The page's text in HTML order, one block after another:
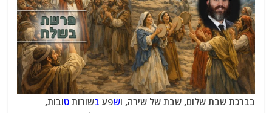
בברכת שבת שלום, שבת של שירה, ושפע בשורותטובות,